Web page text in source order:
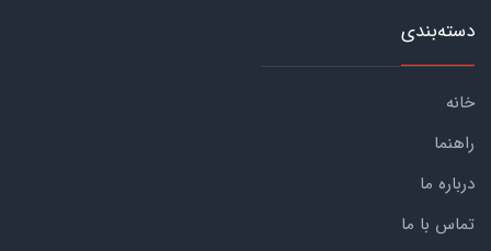
دسته‌بندی
خانه
راهنما
درباره ما
تماس با ما